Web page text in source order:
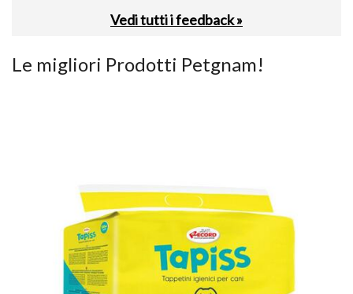
Vedi tutti i feedback »
Le migliori Prodotti Petgnam!